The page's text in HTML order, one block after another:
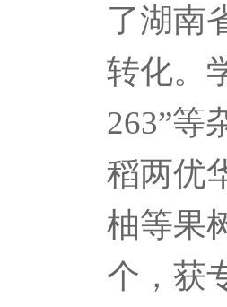
了湖南
转化。
263”等
稻两优
柚等果
个，获